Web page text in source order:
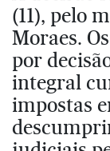
(11), pelo
Moraes.
por
integral
impostas